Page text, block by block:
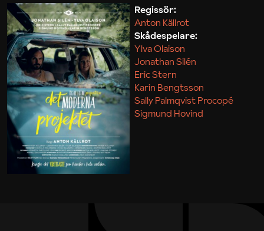
Maja Kekonius
Regissör:
Anton Källrot
Skådespelare:
Ylva Olaison
Jonathan Silén
Eric Stern
Karin Bengtsson
Sally Palmqvist Procopé
Sigmund Hovind